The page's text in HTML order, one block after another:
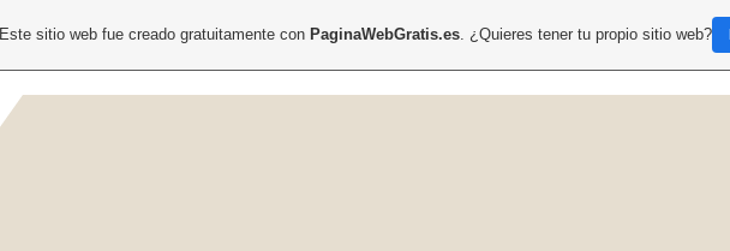
Este sitio web fue creado gratuitamente con PaginaWebGratis.es. ¿Quieres tener tu propio sitio web?